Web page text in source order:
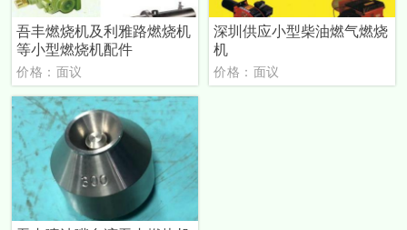
吾丰燃烧机及利雅路燃烧机
等小型燃烧机配件
价格：面议
深圳供应小型柴油燃气燃烧
机
价格：面议